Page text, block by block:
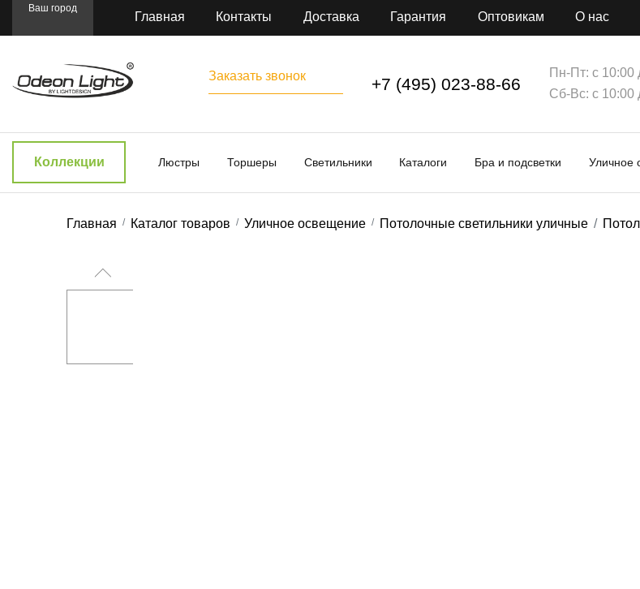
Ваш город
Главная Контакты Доставка Гарантия Оптовикам О нас
Заказать звонок +7 (495) 023-88-66
Пн-Пт: с 10:00
Сб-Вс: с 10:00
Коллекции Люстры Торшеры Светильники Каталоги Бра и подсветки Уличное
Главная Каталог товаров Уличное освещение Потолочные светильники уличные